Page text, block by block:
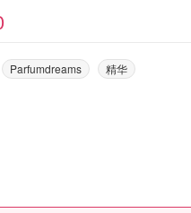
Parfumdreams 精华